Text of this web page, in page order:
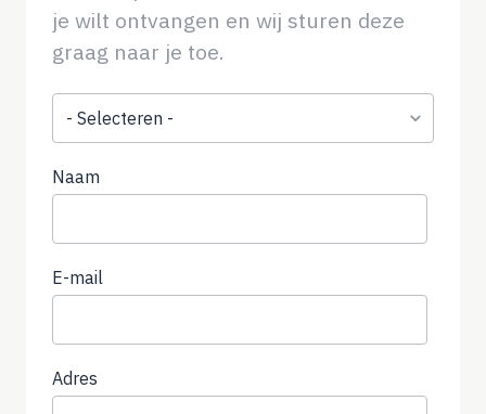
je wilt ontvangen en wij sturen deze
graag naar je toe.
Naam
E-mail
Adres